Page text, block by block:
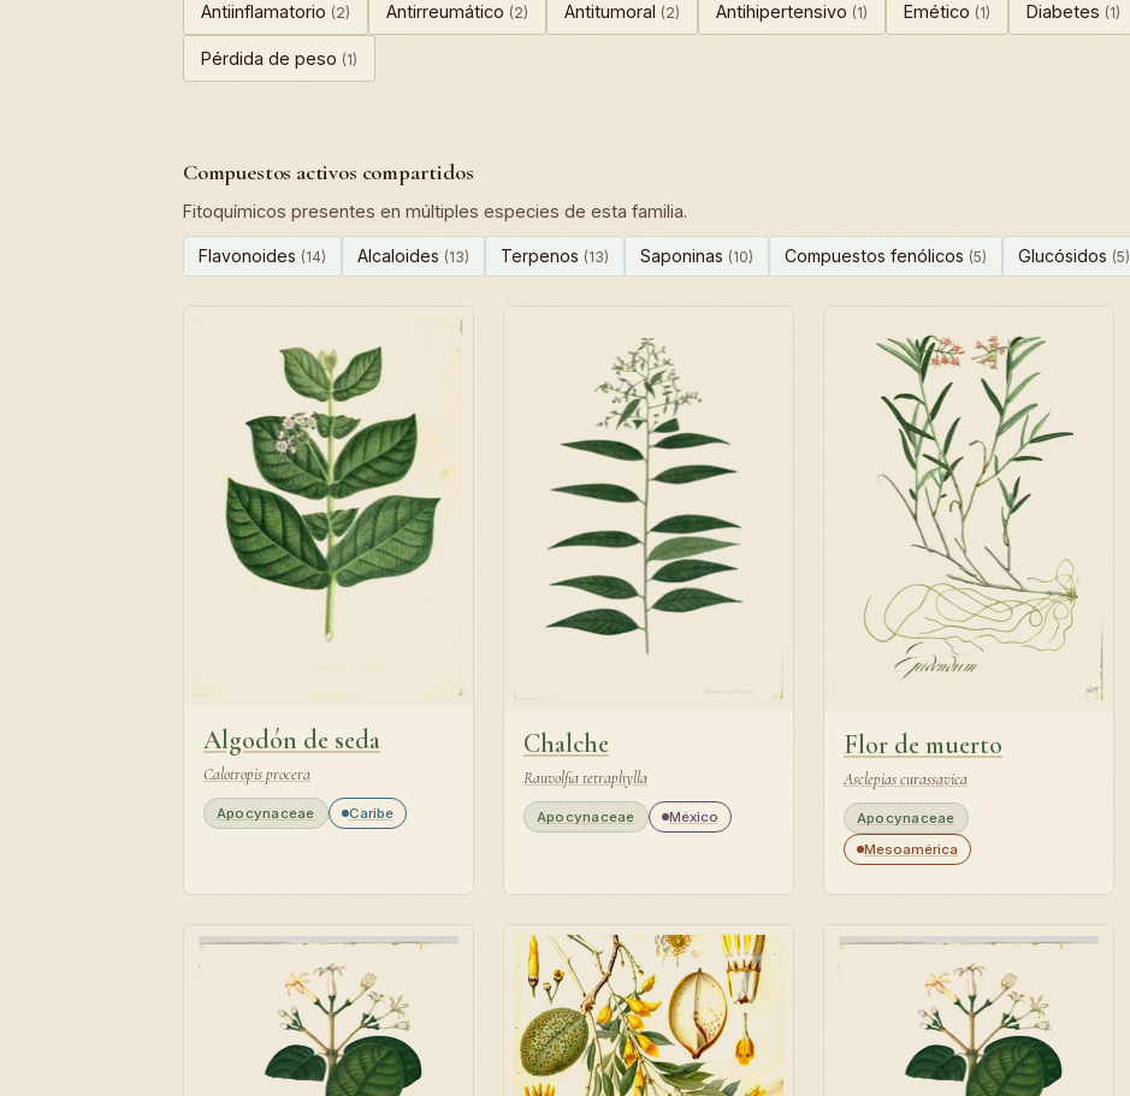
Antiinflamatorio (2) Antirreumático (2) Antitumoral (2) Antihipertensivo (1) Emético (1) Diabetes (1)
Pérdida de peso (1)
Compuestos activos compartidos
Fitoquímicos presentes en múltiples especies de esta familia.
Flavonoides (14) Alcaloides (13) Terpenos (13) Saponinas (10) Compuestos fenólicos (5) Glucósidos (5)
Algodón de seda
Calotropis procera
Apocynaceae Caribe
Chalche
Rauvolfia tetraphylla
Apocynaceae México
Flor de muerto
Asclepias curassavica
Apocynaceae
Mesoamérica